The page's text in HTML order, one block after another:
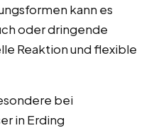
kann es
oder dringende
Reaktion und flexible
bei
in Erding